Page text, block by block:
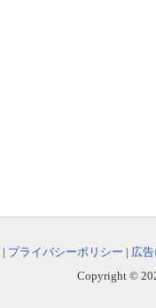
| プライバシーポリシー | 広
Copyright ©